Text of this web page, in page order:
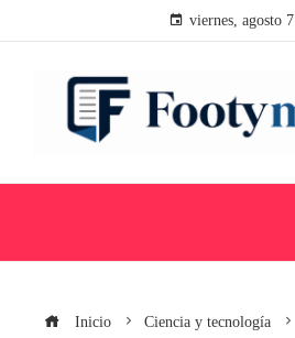
viernes, agosto 7
Inicio
Ciencia y tecnología